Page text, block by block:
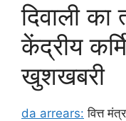
दिवाली का
केंद्रीय
खुशखबरी
da arrears: वित्त